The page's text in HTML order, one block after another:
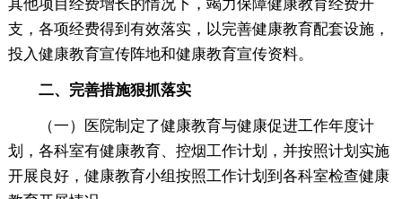
其他项目经费增长的情况下，竭力保障健康教育经费开
支，各项经费得到有效落实，以完善健康教育配套设施，
投入健康教育宣传阵地和健康教育宣传资料。
二、完善措施狠抓落实
（一）医院制定了健康教育与健康促进工作年度计
划，各科室有健康教育、控烟工作计划，并按照计划实施
开展良好，健康教育小组按照工作计划到各科室检查健康